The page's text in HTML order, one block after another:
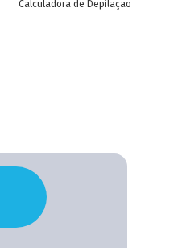
Calculadora de Depilação